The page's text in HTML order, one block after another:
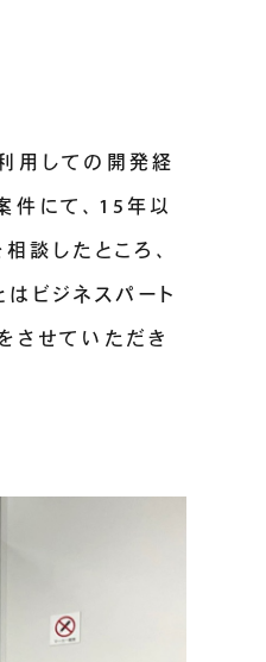
用しての開発経
件にて、15年以
談したところ、
ビジネスパート
させていただき